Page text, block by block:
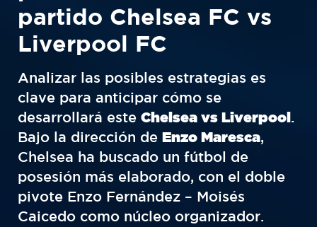
partido Chelsea FC vs
Liverpool FC
Analizar las posibles estrategias es
clave para anticipar cómo se
desarrollará este Chelsea vs Liverpool.
Bajo la dirección de Enzo Maresca,
Chelsea ha buscado un fútbol de
posesión más elaborado, con el doble
pivote Enzo Fernández – Moisés
Caicedo como núcleo organizador.